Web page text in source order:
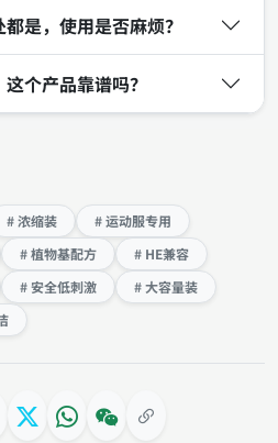
是，使用是否麻烦？
个产品靠谱吗？
# 浓缩装
# 运动服专用
# 植物基配方
# HE兼容
# 安全低刺激
# 大容量装